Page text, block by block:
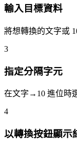
輸入目標資料
將想轉換的文字或
3
指定分隔字元
在文字→10 進位時
4
以轉換按鈕顯示